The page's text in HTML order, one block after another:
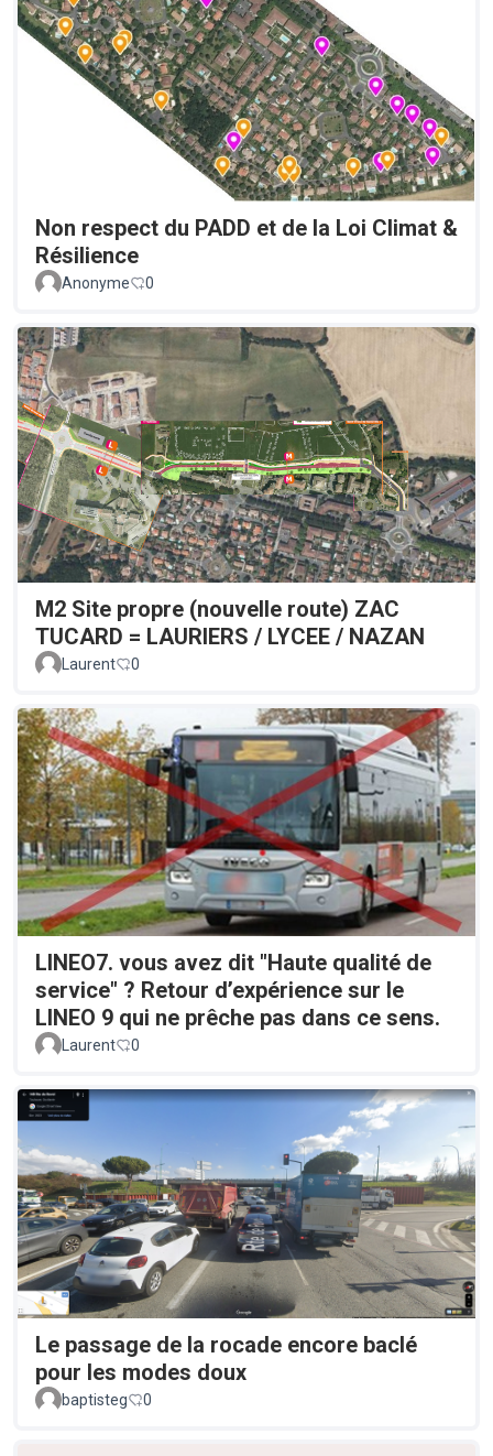
Non respect du PADD et de la Loi Climat &
Résilience
Anonyme 0
M2 Site propre (nouvelle route) ZAC
TUCARD = LAURIERS / LYCEE / NAZAN
Laurent 0
LINEO7. vous avez dit "Haute qualité de
service" ? Retour d’expérience sur le
LINEO 9 qui ne prêche pas dans ce sens.
Laurent 0
Le passage de la rocade encore baclé
pour les modes doux
baptisteg 0